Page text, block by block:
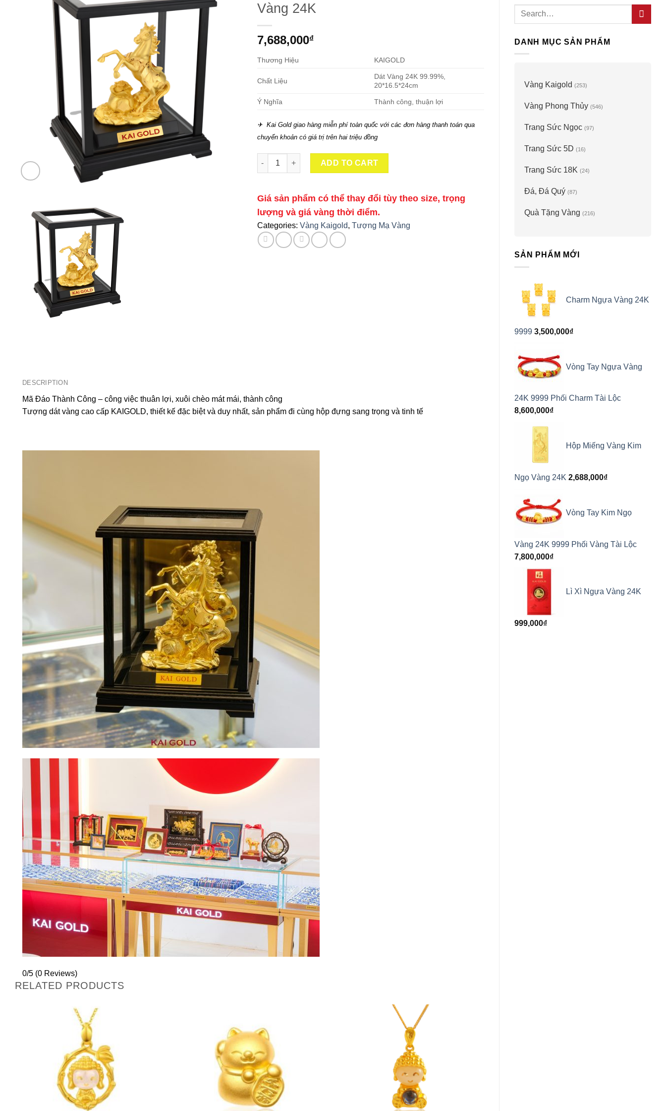
Search
DANH MỤC SẢN PHẨM
Vàng Kaigold (253)
Vàng Phong Thủy (546)
Trang Sức Ngọc (97)
Trang Sức 5D (16)
Trang Sức 18K (24)
Đá, Đá Quý (87)
Quà Tặng Vàng (216)
SẢN PHẨM MỚI
Charm Ngựa Vàng 24K
9999 3,500,000₫
Vòng Tay Ngựa Vàng
24K 9999 Phối Charm Tài Lộc
8,600,000₫
Hộp Miếng Vàng Kim
Ngọ Vàng 24K 2,688,000₫
Vòng Tay Kim Ngọ
Vàng 24K 9999 Phối Vàng Tài Lộc
7,800,000₫
Lì Xì Ngựa Vàng 24K
999,000₫
Vàng 24K
7,688,000₫
Thương Hiệu KAIGOLD
Chất Liệu
Dát Vàng 24K 99.99%,
20*16.5*24cm
Ý Nghĩa Thành công, thuận lợi
✈ Kai Gold giao hàng miễn phí toàn quốc với các đơn hàng thanh toán qua
chuyển khoản có giá trị trên hai triệu đồng
Tượng Mã Đáo Thành Công Dát Vàng 24K quantity
ADD TO CART
Giá sản phẩm có thể thay đổi tùy theo size, trọng
lượng và giá vàng thời điểm.
Categories: Vàng Kaigold, Tượng Mạ Vàng
DESCRIPTION
Mã Đáo Thành Công – công việc thuân lợi, xuôi chèo mát mái, thành công
Tượng dát vàng cao cấp KAIGOLD, thiết kế đặc biệt và duy nhất, sản phẩm đi cùng hộp đựng sang trọng và tinh tế
0/5 (0 Reviews)
RELATED PRODUCTS